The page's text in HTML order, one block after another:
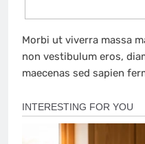
Morbi ut viverra massa
non vestibulum eros,
maecenas sed sapien